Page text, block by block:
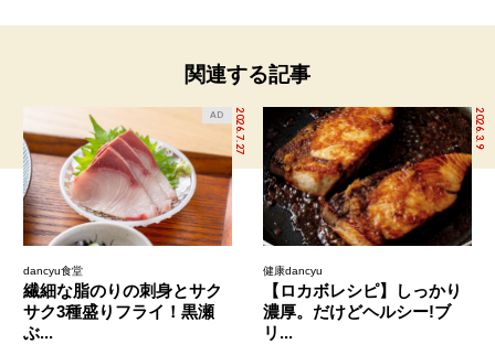
関連する記事
2026.7.27
AD
dancyu食堂
繊細な脂のりの刺身とサク
サク3種盛りフライ！黒瀬
ぶ...
2026.3.9
健康dancyu
【ロカボレシピ】しっかり
濃厚。だけどヘルシー!ブ
リ...